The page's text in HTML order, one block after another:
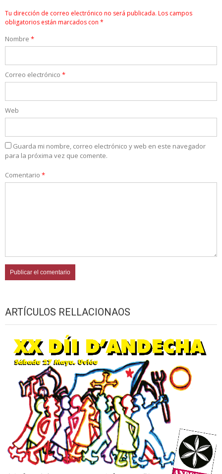
Tu dirección de correo electrónico no será publicada. Los campos
obligatorios están marcados con *
Nombre *
Correo electrónico *
Web
Guarda mi nombre, correo electrónico y web en este navegador
para la próxima vez que comente.
Comentario *
ARTÍCULOS RELLACIONAOS